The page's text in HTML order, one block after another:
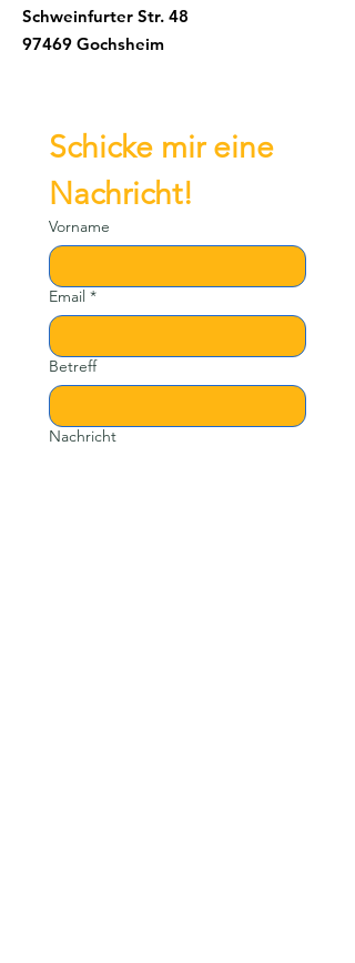
Schweinfurter Str. 48
97469 Gochsheim
Schicke mir eine
Nachricht!
Vorname
Email *
Betreff
Nachricht